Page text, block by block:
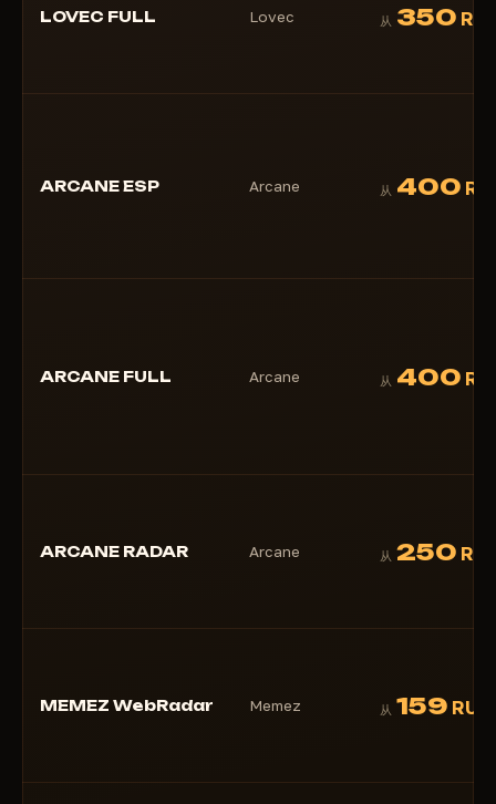
LOVEC FULL Lovec 从 350
ARCANE ESP Arcane 从 400
ARCANE FULL Arcane 从 400
ARCANE RADAR Arcane 从 250
MEMEZ WebRadar Memez 从 159 RUB